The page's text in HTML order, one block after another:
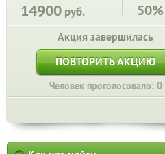
14900 руб. 50%
Акция завершилась
ПОВТОРИТЬ АКЦИЮ
Человек проголосовало: 0